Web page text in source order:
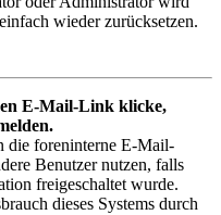
wieder zurücksetzen.
E-Mail-Link klicke,
die foreninterne E-Mail-
Benutzer nutzen, falls
freigeschaltet wurde.
dieses Systems durch